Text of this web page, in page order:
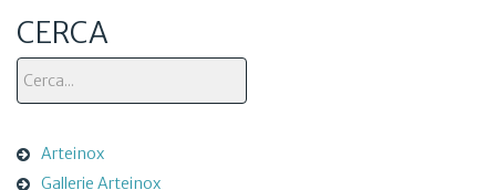
CERCA
Cerca...
Arteinox
Gallerie Arteinox